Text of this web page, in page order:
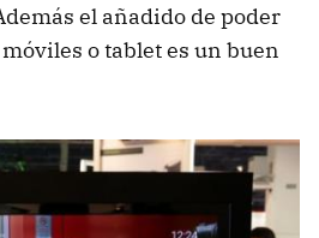
el añadido de poder
o tablet es un buen